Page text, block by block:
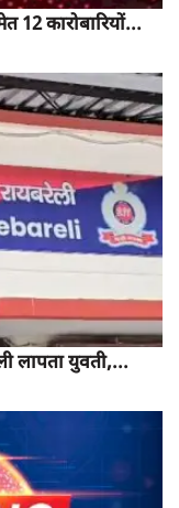
कारोबारियों...
लापता युवती,...